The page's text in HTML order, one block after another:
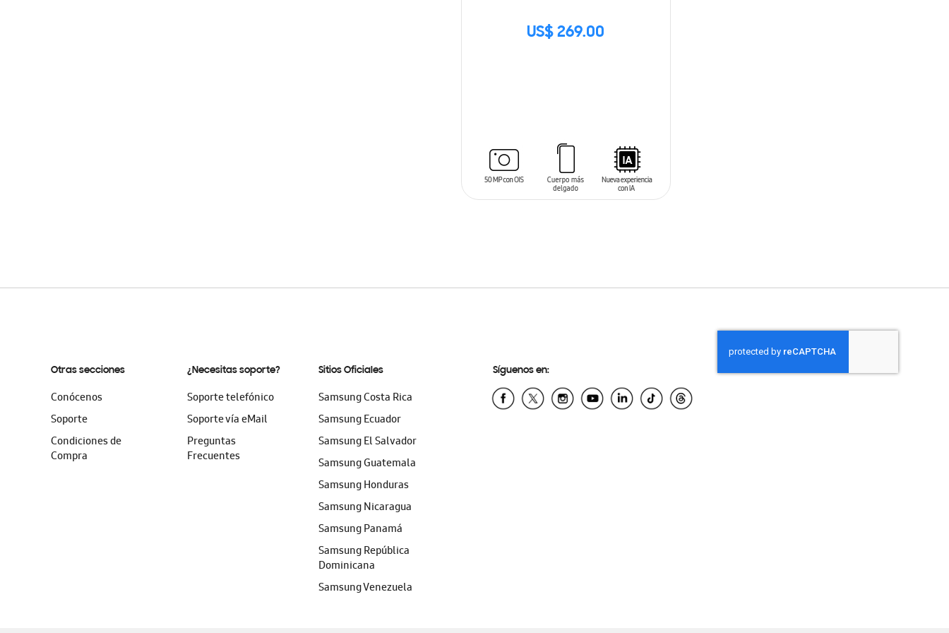
US$ 269.00
SIN
Otras secciones
Conócenos
Soporte
Condiciones de
Compra
¿Necesitas soporte?
Soporte telefónico
Soporte vía eMail
Preguntas
Frecuentes
Sitios Oficiales
Samsung Costa Rica
Samsung Ecuador
Samsung El Salvador
Samsung Guatemala
Samsung Honduras
Samsung Nicaragua
Samsung Panamá
Samsung República
Dominicana
Samsung Venezuela
Síguenos en: